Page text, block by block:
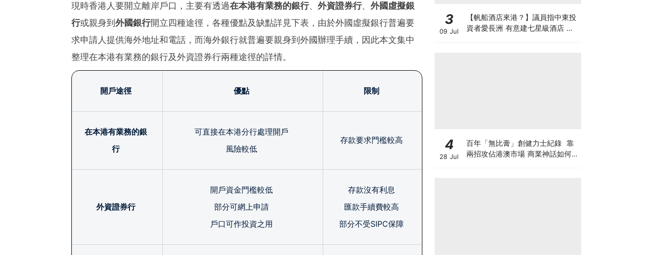
現時香港人要開立離岸戶口，主要有透過在本港有業務的銀行、 外資證券行、 外國虛擬銀
行或親身到 外國銀行開立四種途徑，各種優點及缺點詳見下表，由於外國虛擬銀行普遍要
求申請人提供海外地址和電話，而海外銀行就普遍要親身到外國辦理手續，因此本文集中
整理在本港有業務的銀行及外資證券行兩種途徑的詳情。
開戶途徑 優點 限制
在本港有業務的銀
行
可直接在本港分行處理開戶
風險較低
存款要求門檻較高
外資證券行
開戶資金門檻較低
部分可網上申請
戶口可作投資之用
存款沒有利息
匯款手續費較高
部分不受SIPC保障
3
09 Jul
【帆船酒店來港？】議員指中東投
資者愛長洲 有意建七星級酒店 望
4
28 Jul
百年「無比膏」創健力士紀錄 靠
兩招攻佔港澳市場 商業神話如何面